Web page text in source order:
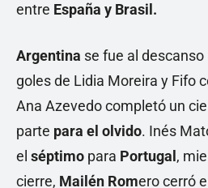
entre España y Brasil.
Argentina se fue al
goles de Lidia Moreira y Fifo
Ana Azevedo completó un
parte para el olvido. Inés
el séptimo para Portugal ,
cierre, Mailén Romero cerró